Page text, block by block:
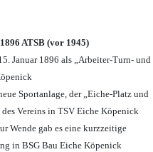
ATSB (vor 1945)
Januar 1896 als „Arbeiter-Turn- und
Sportanlage, der „Eiche-Platz und
Vereins in TSV Eiche Köpenick
Wende gab es eine kurzzeitige
in BSG Bau Eiche Köpenick